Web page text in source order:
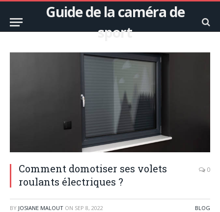
Guide de la caméra de
sport
Comment domotiser ses volets
roulants électriques ?
0
BY JOSIANE MALOUT ON SEP 8, 2022 BLOG